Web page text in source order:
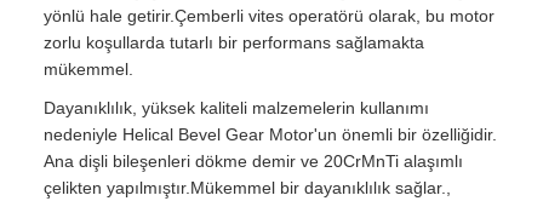
yönlü hale getirir.Çemberli vites operatörü olarak, bu motor
zorlu koşullarda tutarlı bir performans sağlamakta
mükemmel.
Dayanıklılık, yüksek kaliteli malzemelerin kullanımı
nedeniyle Helical Bevel Gear Motor'un önemli bir özelliğidir.
Ana dişli bileşenleri dökme demir ve 20CrMnTi alaşımlı
çelikten yapılmıştır.Mükemmel bir dayanıklılık sağlar.,